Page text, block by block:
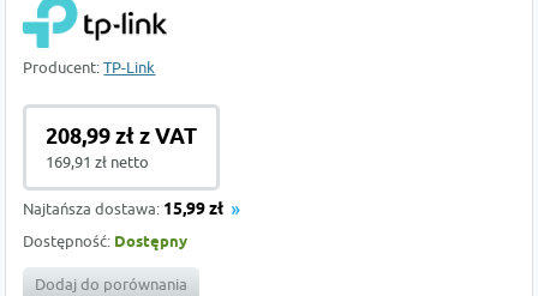
Producent:TP-Link
208,99 zł z VAT
169,91 zł netto
Najtańsza dostawa: 15,99 zł
Dostępność: Dostępny
Dodaj do porównania